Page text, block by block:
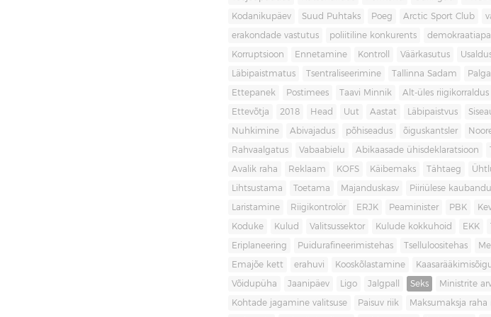
Kodanikupäev Suud Puhtaks Poeg Arctic Sport Club
erakondade vastutus poliitiline konkurents
Korruptsioon Ennetamine Kontroll Väärkasutus
Läbipaistmatus Tsentraliseerimine Tallinna Sadam
Ettepanek Postimees Taavi Minnik Alt-üles riigikorraldus
Ettevõtja 2018 Head Uut Aastat Läbipaistvus
Nuhkimine Abivajadus põhiseadus õiguskantsler
Rahvaalgatus Vabaabielu Abikaasade ühisdeklaratsioon
Avalik raha Reklaam KOFS Käibemaks Tähtaeg
Lihtsustama Toetama Majanduskasv Piiriülese
Laristamine Riigikontrolör ERJK Peaminister PBK
Koduke Kulud Valitsussektor Kulude kokkuhoid EKK
Eriplaneering Puidurafineerimistehas Tselluloositehas
Emajõe kett erahuvi Kooskõlastamine
Võidupüha Jaanipäev Ligo Jalgpall Seks Ministrite
Kohtade jagamine valitsuse Paisuv riik Maksumaksja raha